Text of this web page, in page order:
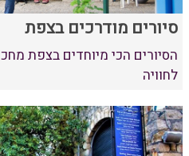
סיורים מודרכים בצפת
הסיורים הכי מיוחדים בצפת
לחוויה